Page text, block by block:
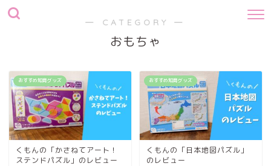
― CATEGORY ―
おもちゃ
おすすめ知育グッズ
くもんの「かさねてアート！
ステンドパズル」のレビュー
おすすめ知育グッズ
くもんの「日本地図パズル」
のレビュー